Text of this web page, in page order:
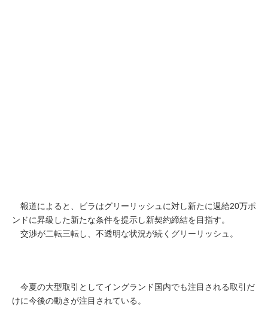
報道によると、ビラはグリーリッシュに対し新たに週給20万ポ
ンドに昇級した新たな条件を提示し新契約締結を目指す。
交渉が二転三転し、不透明な状況が続くグリーリッシュ。
今夏の大型取引としてイングランド国内でも注目される取引だ
けに今後の動きが注目されている。